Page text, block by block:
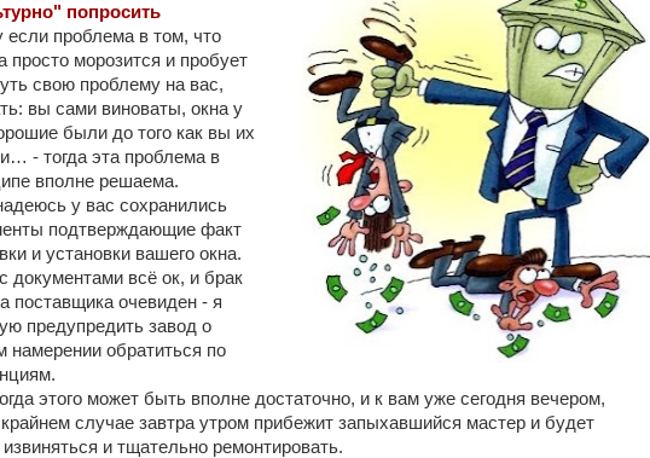
попросить
проблема в том, что
просто морозится и пробует
свою проблему на вас,
вы сами виноваты, окна у
были до того как вы их
- тогда эта проблема в
вполне решаема.
у вас сохранились
подтверждающие факт
и установки вашего окна.
документами всё ок, и брак
поставщика очевиден - я
предупредить завод о
намерении обратиться по
этого может быть вполне достаточно, и к вам уже сегодня вечером,
случае завтра утром прибежит запыхавшийся мастер и будет
извиняться и тщательно ремонтировать.